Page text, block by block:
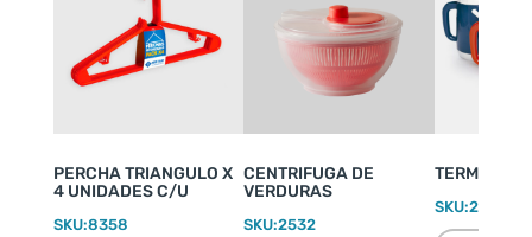
PERCHA TRIANGULO X
4 UNIDADES C/U
SKU:8358
CENTRIFUGA DE
VERDURAS
SKU:2532
TERMO
SKU:2220